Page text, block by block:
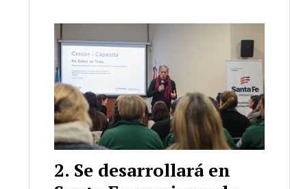
Se desarrollará en